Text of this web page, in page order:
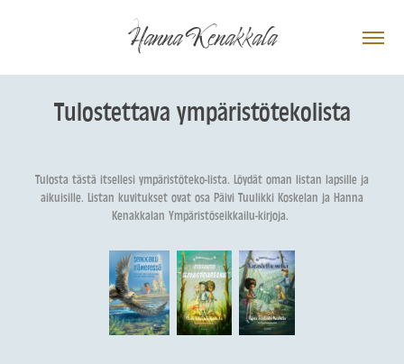
Hanna Kenakkala
Tulostettava ympäristötekolista
Tulosta tästä itsellesi ympäristöteko-lista. Löydät oman listan lapsille ja
aikuisille. Listan kuvitukset ovat osa Päivi Tuulikki Koskelan ja Hanna
Kenakkalan Ympäristöseikkailu-kirjoja.